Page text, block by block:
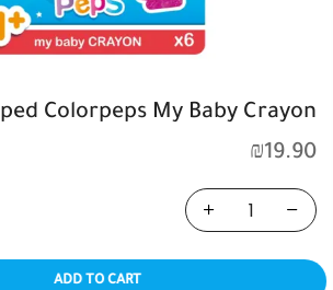
Colorpeps My Baby Crayon
₪19.90
ADD TO CART